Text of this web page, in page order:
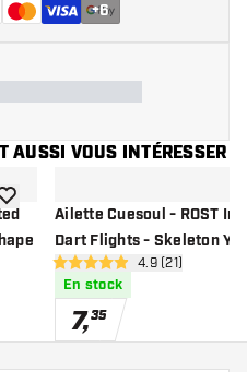
+6
AUSSI VOUS INTÉRESSER
avis
à la liste de souhaits
Ailette Cuesoul - ROST
Dart Flights - Skeleton
Shape
ouvrir le
4.9 étoiles de notation
4.9 (21)
En stock
7,35